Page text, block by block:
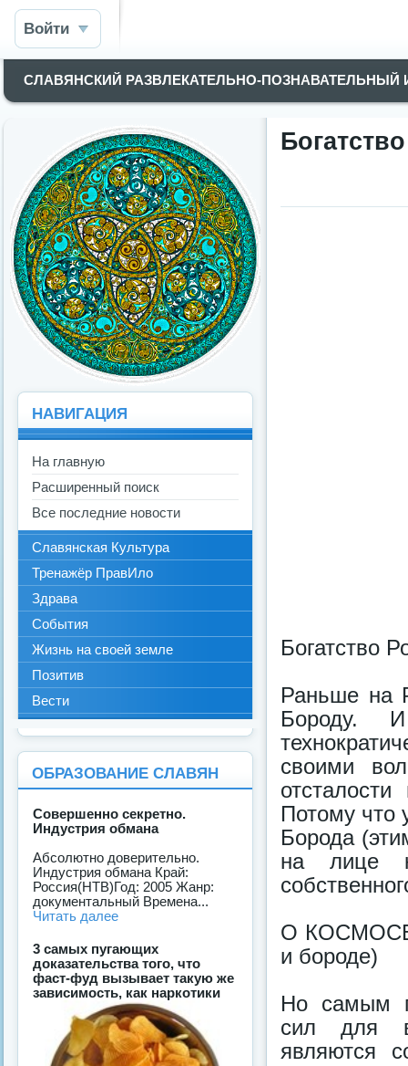
Войти
СЛАВЯНСКИЙ РАЗВЛЕКАТЕЛЬНО-
Богатство
Раньше на
Бороду.
своими
Потому что
Борода
на лице
О КОСМОСЕ
и бороде)
Но самым
сил для
являются
НАВИГАЦИЯ
На главную
Расширенный поиск
Все последние новости
Славянская Культура
Тренажёр ПравИло
Здрава
События
Жизнь на своей земле
Позитив
Вести
ОБРАЗОВАНИЕ СЛАВЯН
Совершенно секретно.
Индустрия обмана
Абсолютно доверительно.
Индустрия обмана Край:
Россия(НТВ)Год: 2005 Жанр:
документальный Времена...
Читать далее
3 самых пугающих
доказательства того, что
фаст-фуд вызывает такую же
зависимость, как наркотики